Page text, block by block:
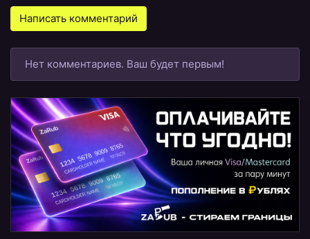
Написать комментарий
Нет комментариев. Ваш будет первым!